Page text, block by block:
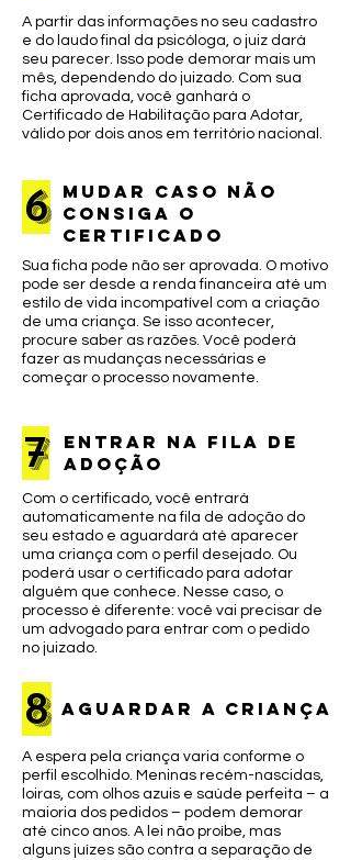
A partir das informações no seu cadastro
e do laudo final da psicóloga, o juiz dará
seu parecer. Isso pode demorar mais um
mês, dependendo do juizado. Com sua
ficha aprovada, você ganhará o
Certificado de Habilitação para Adotar,
válido por dois anos em território nacional.
mudar caso não
consiga o
certificado
6
Sua ficha pode não ser aprovada. O motivo
pode ser desde a renda financeira até um
estilo de vida incompatível com a criação
de uma criança. Se isso acontecer,
procure saber as razões. Você poderá
fazer as mudanças necessárias e
começar o processo novamente.
7
entrar na fila de
adoção
Com o certificado, você entrará
automaticamente na fila de adoção do
seu estado e aguardará até aparecer
uma criança com o perfil desejado. Ou
poderá usar o certificado para adotar
alguém que conhece. Nesse caso, o
processo é diferente: você vai precisar de
um advogado para entrar com o pedido
no juizado.
aguardar a criança
8
A espera pela criança varia conforme o
perfil escolhido. Meninas recém-nascidas,
loiras, com olhos azuis e saúde perfeita – a
maioria dos pedidos – podem demorar
até cinco anos. A lei não proíbe, mas
alguns juízes são contra a separação de